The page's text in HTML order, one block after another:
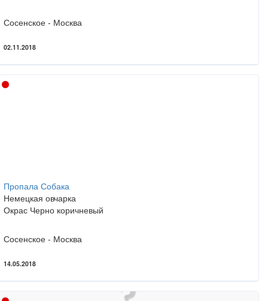
Сосенское - Москва
02.11.2018
Пропала Собака
Немецкая овчарка
Окрас Черно коричневый
Сосенское - Москва
14.05.2018